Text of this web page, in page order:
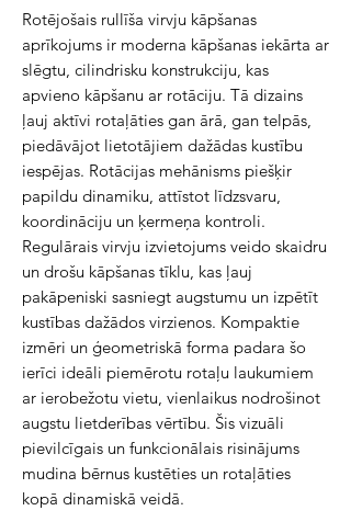
Rotējošais rullīša virvju kāpšanas
aprīkojums ir moderna kāpšanas iekārta ar
slēgtu, cilindrisku konstrukciju, kas
apvieno kāpšanu ar rotāciju. Tā dizains
ļauj aktīvi rotaļāties gan ārā, gan telpās,
piedāvājot lietotājiem dažādas kustību
iespējas. Rotācijas mehānisms piešķir
papildu dinamiku, attīstot līdzsvaru,
koordināciju un ķermeņa kontroli.
Regulārais virvju izvietojums veido skaidru
un drošu kāpšanas tīklu, kas ļauj
pakāpeniski sasniegt augstumu un izpētīt
kustības dažādos virzienos. Kompaktie
izmēri un ģeometriskā forma padara šo
ierīci ideāli piemērotu rotaļu laukumiem
ar ierobežotu vietu, vienlaikus nodrošinot
augstu lietderības vērtību. Šis vizuāli
pievilcīgais un funkcionālais risinājums
mudina bērnus kustēties un rotaļāties
kopā dinamiskā veidā.